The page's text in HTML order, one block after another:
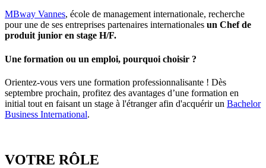
MBway Vannes, école de management internationale, recherche
pour une de ses entreprises partenaires internationales un Chef de
produit junior en stage H/F.
Une formation ou un emploi, pourquoi choisir ?
Orientez-vous vers une formation professionnalisante ! Dès
septembre prochain, profitez des avantages d’une formation en
initial tout en faisant un stage à l'étranger afin d'acquérir un Bachelor
Business International.
VOTRE RÔLE